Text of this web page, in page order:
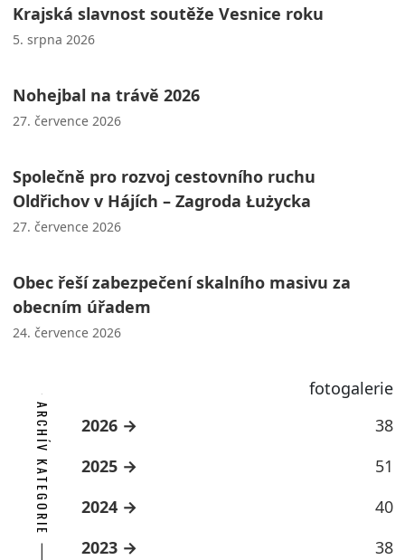
Krajská slavnost soutěže Vesnice roku
5. srpna 2026
Nohejbal na trávě 2026
27. července 2026
Společně pro rozvoj cestovního ruchu
Oldřichov v Hájích – Zagroda Łużycka
27. července 2026
Obec řeší zabezpečení skalního masivu za
obecním úřadem
24. července 2026
fotogalerie
ARCHÍV KATEGORIE 2026
38
2025
51
2024
40
2023
38